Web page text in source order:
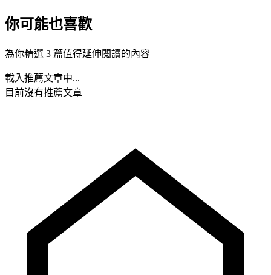
你可能也喜歡
為你精選 3 篇值得延伸閱讀的內容
載入推薦文章中...
目前沒有推薦文章